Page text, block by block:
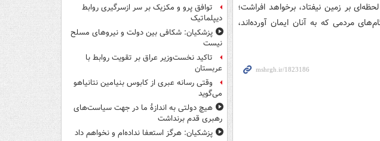
بر زمین نیفتاد، برخواهد افراشت؛
مردمی که به آنان ایمان آورده‌اند،
توافق پرو و مکزیک بر سر ازسرگیری روابط
دیپلماتیک
پزشکیان: شکافی بین دولت و نیروهای مسلح
نیست
تاکید نخست‌وزیر عراق بر تقویت روابط با
عربستان
وقتی رسانه عبری از کابوس بنیامین نتانیاهو
می‌گوید
هیچ دولتی به اندازۀ ما در جهت سیاست‌های
رهبری قدم برنداشت
پزشکیان: هرگز استعفا نداده‌ام و نخواهم داد